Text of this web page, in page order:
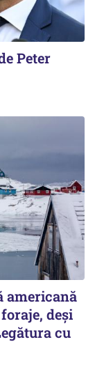
Peter
americană
deși
cu